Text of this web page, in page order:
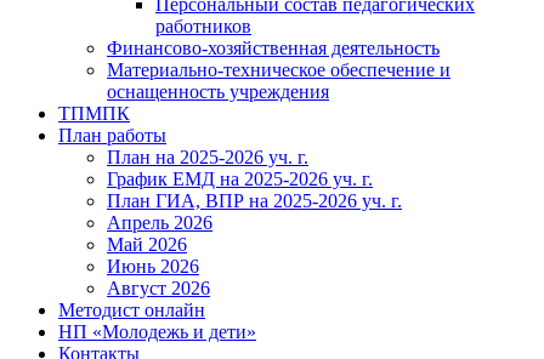
Персональный состав педагогических
работников
Финансово-хозяйственная деятельность
Материально-техническое обеспечение и
оснащенность учреждения
ТПМПК
План работы
План на 2025-2026 уч. г.
График ЕМД на 2025-2026 уч. г.
План ГИА, ВПР на 2025-2026 уч. г.
Апрель 2026
Май 2026
Июнь 2026
Август 2026
Методист онлайн
НП «Молодежь и дети»
Контакты